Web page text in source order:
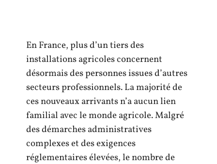
En France, plus d’un tiers des
installations agricoles concernent
désormais des personnes issues d’autres
secteurs professionnels. La majorité de
ces nouveaux arrivants n’a aucun lien
familial avec le monde agricole. Malgré
des démarches administratives
complexes et des exigences
réglementaires élevées, le nombre de